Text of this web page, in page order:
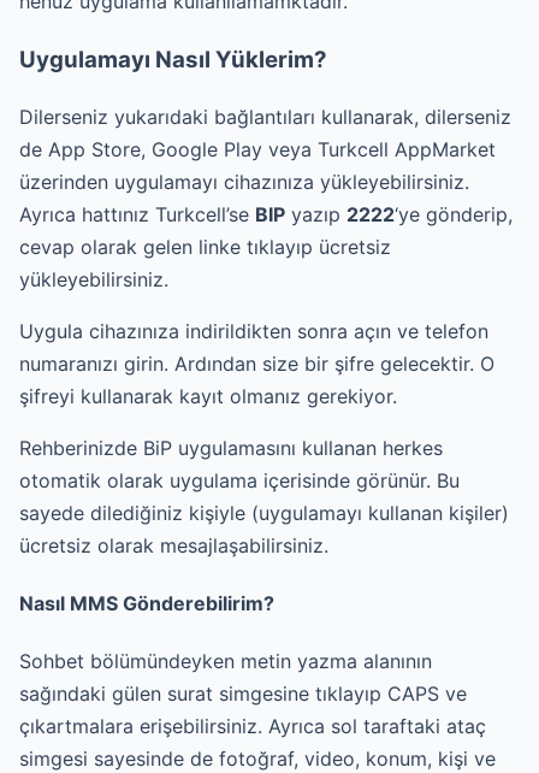
Uygulamayı Nasıl Yüklerim?
Dilerseniz yukarıdaki bağlantıları kullanarak, dilerseniz
de App Store, Google Play veya Turkcell AppMarket
üzerinden uygulamayı cihazınıza yükleyebilirsiniz.
Ayrıca hattınız Turkcell’se BIP yazıp 2222‘ye gönderip,
cevap olarak gelen linke tıklayıp ücretsiz
yükleyebilirsiniz.
Uygula cihazınıza indirildikten sonra açın ve telefon
numaranızı girin. Ardından size bir şifre gelecektir. O
şifreyi kullanarak kayıt olmanız gerekiyor.
Rehberinizde BiP uygulamasını kullanan herkes
otomatik olarak uygulama içerisinde görünür. Bu
sayede dilediğiniz kişiyle (uygulamayı kullanan kişiler)
ücretsiz olarak mesajlaşabilirsiniz.
Nasıl MMS Gönderebilirim?
Sohbet bölümündeyken metin yazma alanının
sağındaki gülen surat simgesine tıklayıp CAPS ve
çıkartmalara erişebilirsiniz. Ayrıca sol taraftaki ataç
simgesi sayesinde de fotoğraf, video, konum, kişi ve